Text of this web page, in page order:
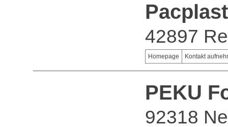
42897
Homepage Kontakt
PEKU
92318